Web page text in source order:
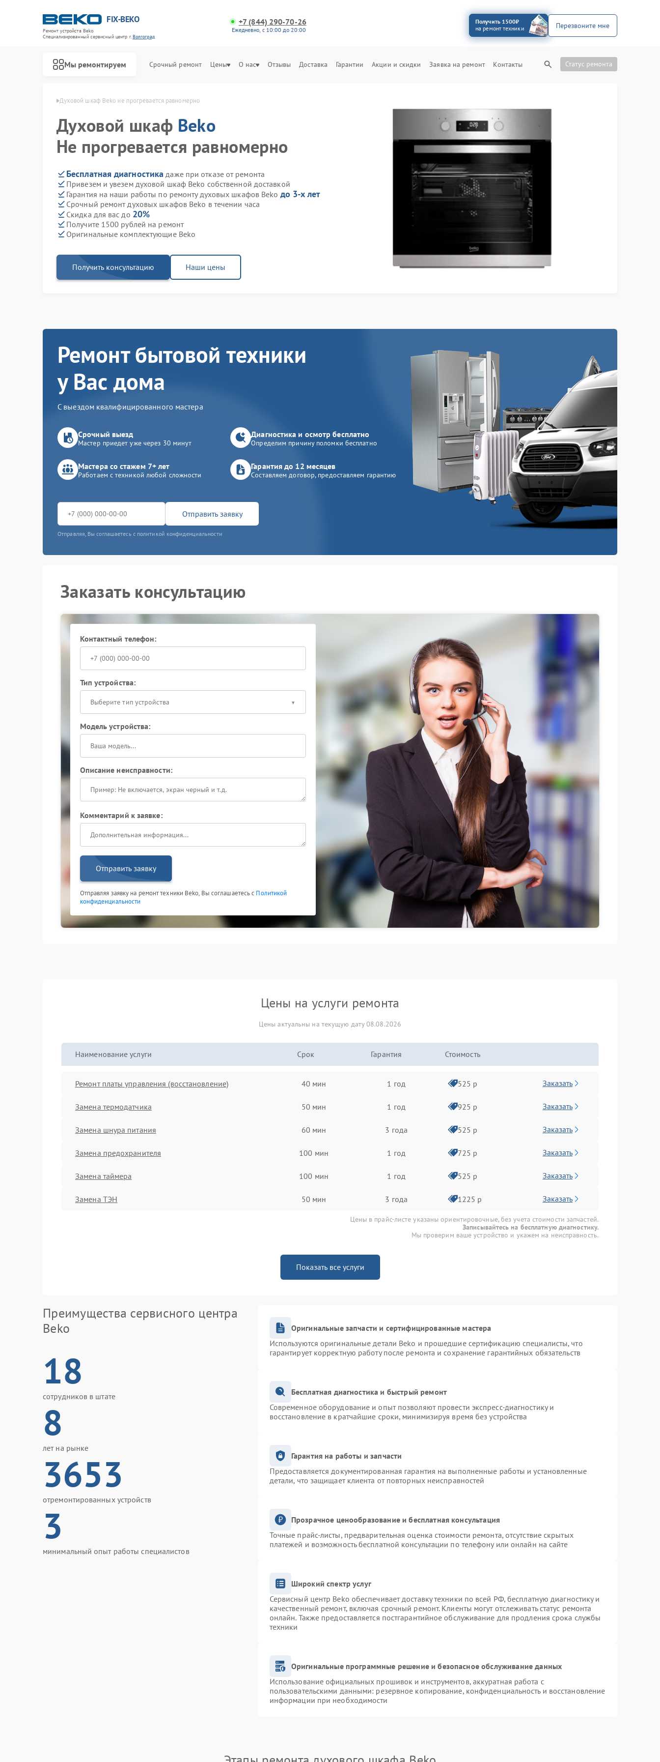
FIX-BEKO
Ремонт устройств Beko
Специализированный cервисный центр г.Волгоград
+7 (844) 290-70-26
Ежедневно, с 10:00 до 20:00
Получить 1500₽
на ремонт техники
Перезвоните мне
Мы ремонтируем Срочный ремонт Цены О нас Отзывы Доставка Гарантии Акции и скидки Заявка на ремонт Контакты Статус ремонта
Духовой шкаф Beko не прогревается равномерно
Духовой шкаф Beko
Не прогревается равномерно
Бесплатная диагностика даже при отказе от ремонта
Привезем и увезем духовой шкаф Beko собственной доставкой
Гарантия на наши работы по ремонту духовых шкафов Beko до 3-х лет
Срочный ремонт духовых шкафов Beko в течении часа
Скидка для вас до 20%
Получите 1500 рублей на ремонт
Оригинальные комплектующие Beko
Получить консультацию Наши цены
Ремонт бытовой техники
у Вас дома
С выездом квалифицированного мастера
Срочный выезд
Мастер приедет уже через 30 минут
Диагностика и осмотр бесплатно
Определим причину поломки бесплатно
Мастера со стажем 7+ лет
Работаем с техникой любой сложности
Гарантия до 12 месяцев
Составляем договор, предоставляем гарантию
Отправить заявку
Отправляя, Вы соглашаетесь с политикой конфиденциальности
Заказать консультацию
Контактный телефон:
Тип устройства:
Выберите тип устройства
Модель устройства:
Описание неисправности:
Комментарий к заявке:
Отправить заявку
Отправляя заявку на ремонт техники Beko, Вы соглашаетесь с Политикой
конфиденциальности
Цены на услуги ремонта
Цены актуальны на текущую дату 08.08.2026
Наименование услуги Срок Гарантия Стоимость
Ремонт платы управления (восстановление) 40 мин 1 год 525 р Заказать
Замена термодатчика 50 мин 1 год 925 р Заказать
Замена шнура питания 60 мин 3 года 525 р Заказать
Замена предохранителя 100 мин 1 год 725 р Заказать
Замена таймера 100 мин 1 год 525 р Заказать
Замена ТЭН 50 мин 3 года 1225 р Заказать
Цены в прайс-листе указаны ориентировочные, без учета стоимости запчастей.
Записывайтесь на бесплатную диагностику.
Мы проверим ваше устройство и укажем на неисправность.
Показать все услуги
Преимущества сервисного центра
Beko
18
сотрудников в штате
8
лет на рынке
3653
отремонтированных устройств
3
минимальный опыт работы специалистов
Оригинальные запчасти и сертифицированные мастера
Используются оригинальные детали Beko и прошедшие сертификацию специалисты, что
гарантирует корректную работу после ремонта и сохранение гарантийных обязательств
Бесплатная диагностика и быстрый ремонт
Современное оборудование и опыт позволяют провести экспресс-диагностику и
восстановление в кратчайшие сроки, минимизируя время без устройства
Гарантия на работы и запчасти
Предоставляется документированная гарантия на выполненные работы и установленные
детали, что защищает клиента от повторных неисправностей
Прозрачное ценообразование и бесплатная консультация
Точные прайс-листы, предварительная оценка стоимости ремонта, отсутствие скрытых
платежей и возможность бесплатной консультации по телефону или онлайн на сайте
Широкий спектр услуг
Сервисный центр Beko обеспечивает доставку техники по всей РФ, бесплатную диагностику и
качественный ремонт, включая срочный ремонт. Клиенты могут отслеживать статус ремонта
онлайн. Также предоставляется постгарантийное обслуживание для продления срока службы
техники
Оригинальные программные решение и безопасное обслуживание данных
Использование официальных прошивок и инструментов, аккуратная работа с
пользовательскими данными: резервное копирование, конфиденциальность и восстановление
информации при необходимости